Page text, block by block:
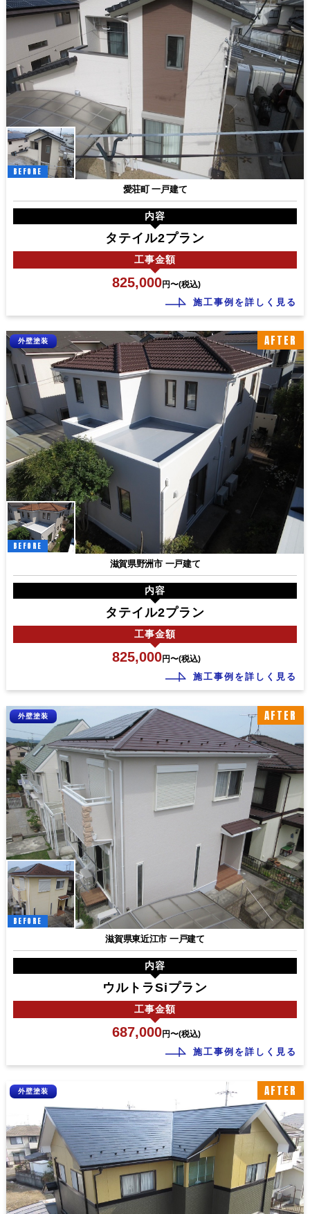
BEFORE
愛荘町 一戸建て
内容
タテイル2プラン
工事金額
825,000円〜(税込)
施工事例を詳しく見る
AFTER
BEFORE
外壁塗装
滋賀県野洲市 一戸建て
内容
タテイル2プラン
工事金額
825,000円〜(税込)
施工事例を詳しく見る
AFTER
BEFORE
外壁塗装
滋賀県東近江市 一戸建て
内容
ウルトラSiプラン
工事金額
687,000円〜(税込)
施工事例を詳しく見る
AFTER
外壁塗装